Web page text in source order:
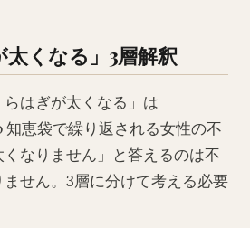
太くなる」3層解釈
らはぎが太くなる」は
恵袋で繰り返される女性の不
なりません」と答えるのは不
せん。3層に分けて考える必要